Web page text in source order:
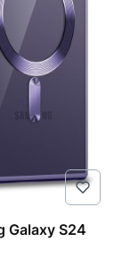
Galaxy S24